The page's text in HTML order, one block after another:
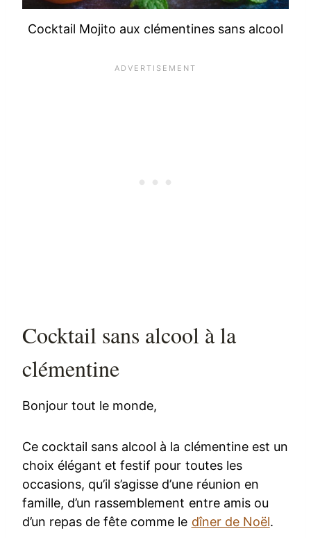
Cocktail Mojito aux clémentines sans alcool
Cocktail sans alcool à la
clémentine
Bonjour tout le monde,
Ce cocktail sans alcool à la clémentine est un
choix élégant et festif pour toutes les
occasions, qu’il s’agisse d’une réunion en
famille, d’un rassemblement entre amis ou
d’un repas de fête comme le dîner de Noël.